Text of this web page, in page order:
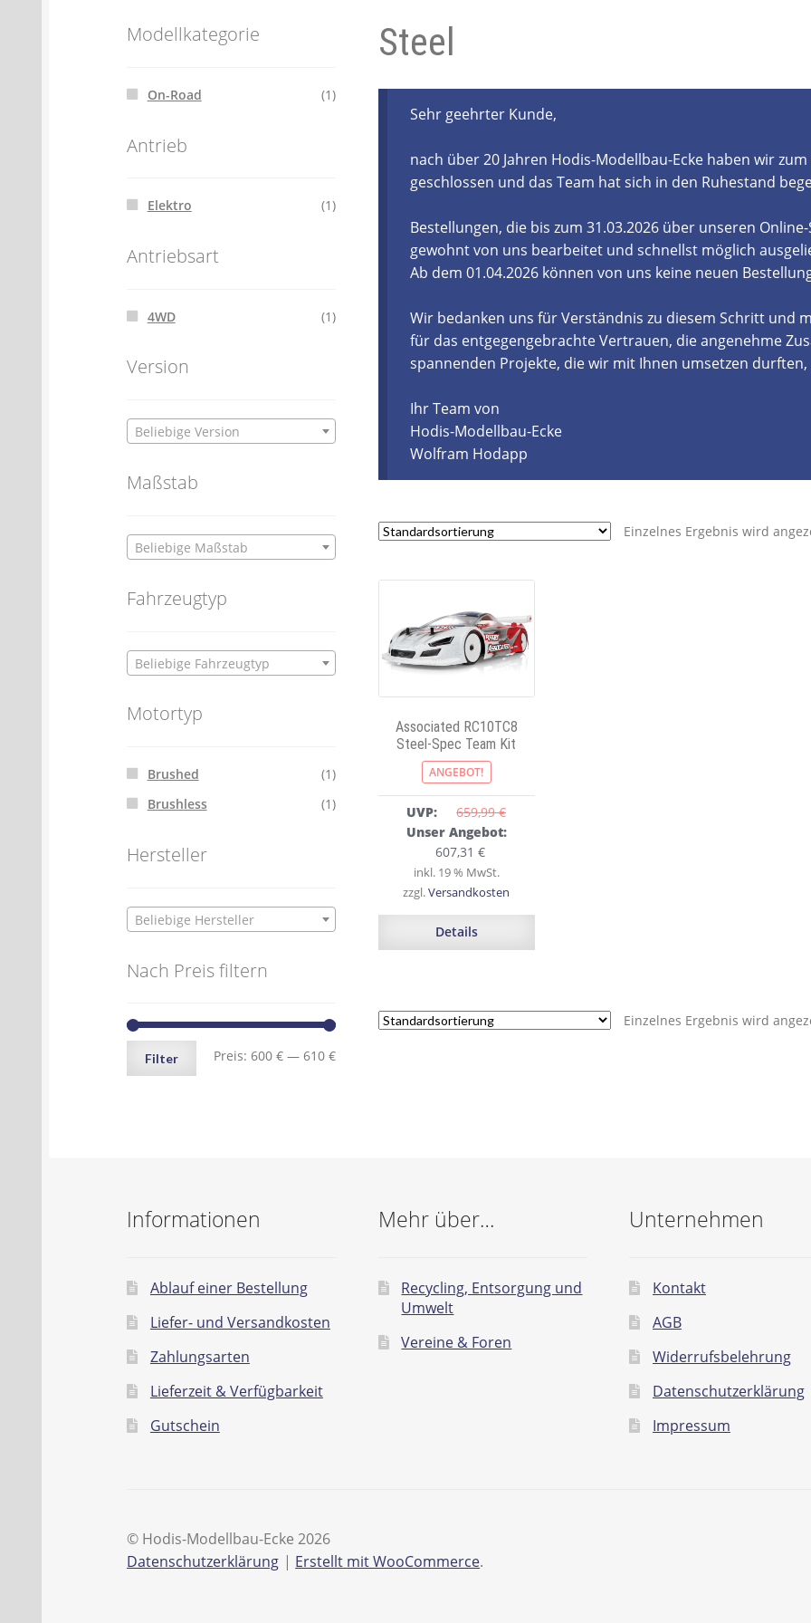
Batterien- und Akku Verordnung Elektro- und Elektronikgeräte Verordnung
Steel
Sehr geehrter Kunde,
nach über 20 Jahren Hodis-Modellbau-Ecke haben wir
geschlossen und das Team hat sich in den Ruhestand
Bestellungen, die bis zum 31.03.2026 über unseren
gewohnt von uns bearbeitet und schnellst möglich
Ab dem 01.04.2026 können von uns keine neuen
Wir bedanken uns für Verständnis zu diesem Schritt und
für das entgegengebrachte Vertrauen, die angenehme
spannenden Projekte, die wir mit Ihnen umsetzen
Ihr Team von
Hodis-Modellbau-Ecke
Wolfram Hodapp
Einzelnes Ergebnis wird
Associated RC10TC8
Steel-Spec Team Kit
ANGEBOT!
UVP: 659,99 €
Ursprünglicher
Preis
war:
659,99 €
Unser Angebot:
607,31€Aktueller
Preis
ist:
inkl. 19 % MwSt.
zzgl.Versandkosten
Details
Einzelnes Ergebnis wird
Modellkategorie
On-Road (1)
Antrieb
Elektro (1)
Antriebsart
4WD (1)
Version
Beliebige Version
Maßstab
Beliebige Maßstab
Fahrzeugtyp
Beliebige Fahrzeugtyp
Motortyp
Brushed
(1)
Brushless
(1)
Hersteller
Beliebige Hersteller
Nach Preis filtern
Min.
Max.
Filter Preis:600 € —610 €
Informationen
Ablauf einer Bestellung
Liefer- und Versandkosten
Zahlungsarten
Lieferzeit & Verfügbarkeit
Gutschein
Mehr über…
Recycling, Entsorgung und
Umwelt
Vereine & Foren
Unternehmen
Kontakt
AGB
Widerrufsbelehrung
Datenschutzerklärung
Impressum
© Hodis-Modellbau-Ecke 2026
Datenschutzerklärung
Erstellt mit WooCommerce.